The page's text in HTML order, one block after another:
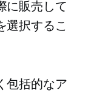
に販売して
選択するこ
包括的なア